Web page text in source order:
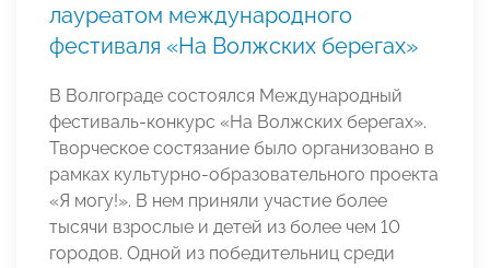
лауреатом международного
фестиваля «На Волжских берегах»
В Волгограде состоялся Международный
фестиваль-конкурс «На Волжских берегах».
Творческое состязание было организовано в
рамках культурно-образовательного проекта
«Я могу!». В нем приняли участие более
тысячи взрослые и детей из более чем 10
городов. Одной из победительниц среди